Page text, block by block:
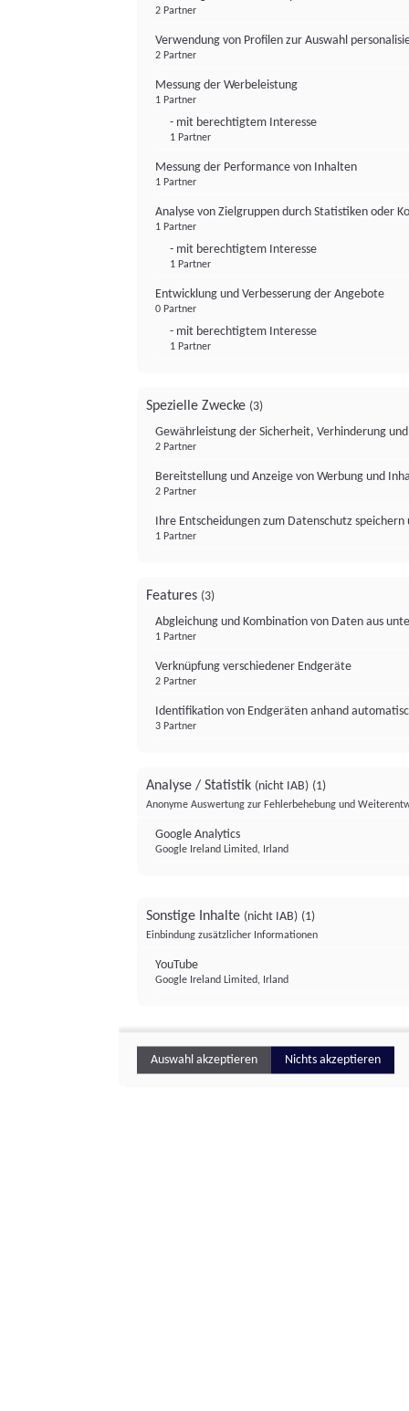
2 Partner
Verwendung von Profilen zur Auswahl
2 Partner
Messung der Werbeleistung
1 Partner
- mit berechtigtem Interesse
1 Partner
Messung der Performance von Inhalten
1 Partner
Analyse von Zielgruppen durch Statistiken oder
1 Partner
- mit berechtigtem Interesse
1 Partner
Entwicklung und Verbesserung der Angebote
0 Partner
- mit berechtigtem Interesse
1 Partner
Spezielle Zwecke (3)
Gewährleistung der Sicherheit, Verhinderung
2 Partner
Bereitstellung und Anzeige von Werbung und
2 Partner
Ihre Entscheidungen zum Datenschutz
1 Partner
Features (3)
Abgleichung und Kombination von Daten aus
1 Partner
Verknüpfung verschiedener Endgeräte
2 Partner
Identifikation von Endgeräten anhand
3 Partner
Analyse / Statistik (nicht IAB) (1)
Anonyme Auswertung zur Fehlerbehebung und
Google Analytics
Google Ireland Limited, Irland
Sonstige Inhalte (nicht IAB) (1)
Einbindung zusätzlicher Informationen
YouTube
Google Ireland Limited, Irland
Auswahl akzeptieren Nichts akzeptieren